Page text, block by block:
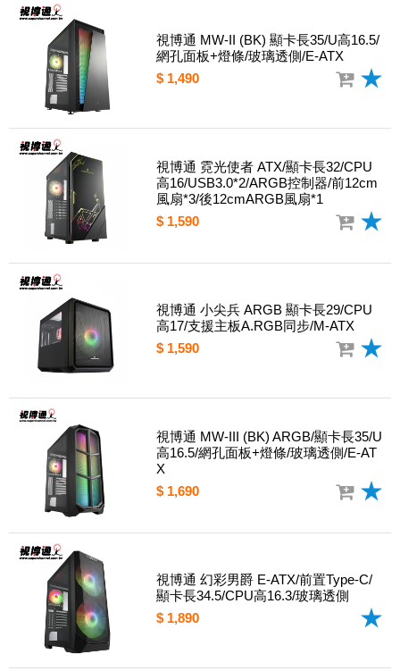
視博通 MW-II (BK) 顯卡長35/U高16.5/
網孔面板+燈條/玻璃透側/E-ATX
$ 1,490
視博通 霓光使者 ATX/顯卡長32/CPU
高16/USB3.0*2/ARGB控制器/前12cm
風扇*3/後12cmARGB風扇*1
$ 1,590
視博通 小尖兵 ARGB 顯卡長29/CPU
高17/支援主板A.RGB同步/M-ATX
$ 1,590
視博通 MW-III (BK) ARGB/顯卡長35/U
高16.5/網孔面板+燈條/玻璃透側/E-AT
X
$ 1,690
視博通 幻彩男爵 E-ATX/前置Type-C/
顯卡長34.5/CPU高16.3/玻璃透側
$ 1,890